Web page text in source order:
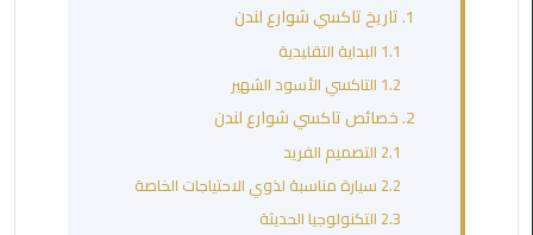
1. تاريخ تاكسي شوارع لندن
1.1 البداية التقليدية
1.2 التاكسي الأسود الشهير
2. خصائص تاكسي شوارع لندن
2.1 التصميم الفريد
2.2 سيارة مناسبة لذوي الاحتياجات الخاصة
2.3 التكنولوجيا الحديثة